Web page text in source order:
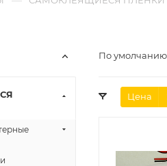
По умолчанию
Цена